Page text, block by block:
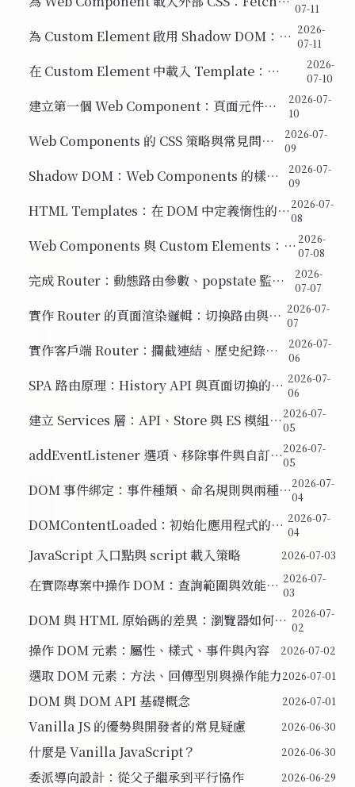
07-11
為 Custom Element 啟用 Shadow DOM：樣 2026-
07-11
在 Custom Element 中載入 Template：
2026-
07-10
建立第一個 Web Component：頁面元件的
2026-07-
10
Web Components 的 CSS 策略與常見問題
2026-07-
09
Shadow DOM：Web Components 的樣式
2026-07-
09
HTML Templates：在 DOM 中定義惰性的
2026-07-
08
Web Components 與 Custom Elements：瀏 2026-
07-08
完成 Router：動態路由參數、popstate 監聽
2026-
07-07
實作 Router 的頁面渲染邏輯：切換路由與清 2026-07-
07
實作客戶端 Router：攔截連結、歷史紀錄與
2026-07-
06
SPA 路由原理：History API 與頁面切換的兩 2026-07-
06
建立 Services 層：API、Store 與 ES 模組系2026-07-
05
addEventListener 選項、移除事件與自訂事2026-07-
05
DOM 事件綁定：事件種類、命名規則與兩種綁2026-07-
04
DOMContentLoaded：初始化應用程式的正 2026-07-
04
JavaScript 入口點與 script 載入策略 2026-07-03
在實際專案中操作 DOM：查詢範圍與效能意 2026-07-
03
DOM 與 HTML 原始碼的差異：瀏覽器如何解 2026-07-
02
操作 DOM 元素：屬性、樣式、事件與內容 2026-07-02
選取 DOM 元素：方法、回傳型別與操作能力2026-07-01
DOM 與 DOM API 基礎概念 2026-07-01
Vanilla JS 的優勢與開發者的常見疑慮 2026-06-30
什麼是 Vanilla JavaScript？ 2026-06-30
委派導向設計：從父子繼承到平行協作 2026-06-29